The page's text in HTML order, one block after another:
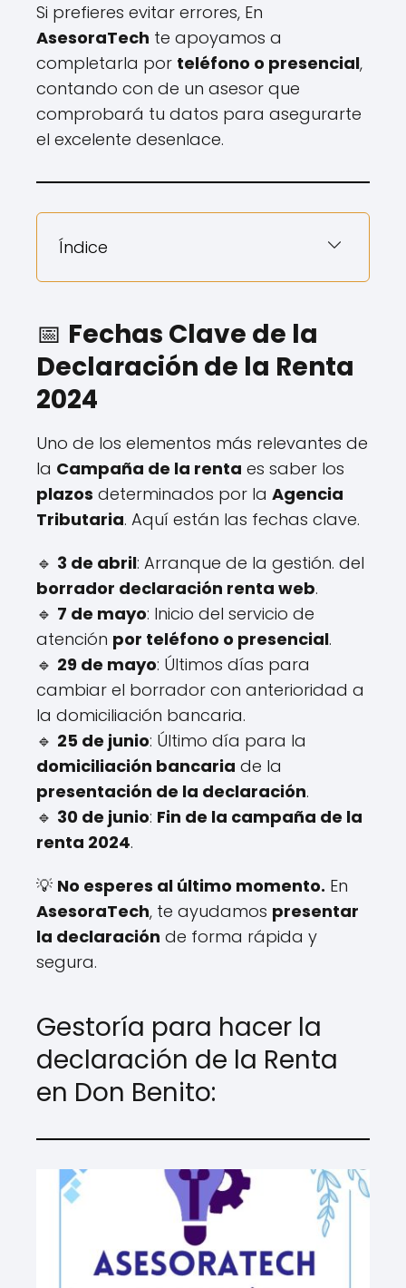
Si prefieres evitar errores, En
AsesoraTech te apoyamos a
completarla por teléfono o presencial,
contando con de un asesor que
comprobará tu datos para asegurarte
el excelente desenlace.
Índice
📅 Fechas Clave de la
Declaración de la Renta
2024
Uno de los elementos más relevantes de
la Campaña de la renta es saber los
plazos determinados por la Agencia
Tributaria. Aquí están las fechas clave.
🔹 3 de abril: Arranque de la gestión. del
borrador declaración renta web.
🔹 7 de mayo: Inicio del servicio de
atención por teléfono o presencial.
🔹 29 de mayo: Últimos días para
cambiar el borrador con anterioridad a
la domiciliación bancaria.
🔹 25 de junio: Último día para la
domiciliación bancaria de la
presentación de la declaración.
🔹 30 de junio: Fin de la campaña de la
renta 2024.
💡 No esperes al último momento. En
AsesoraTech, te ayudamos presentar
la declaración de forma rápida y
segura.
Gestoría para hacer la
declaración de la Renta
en Don Benito: